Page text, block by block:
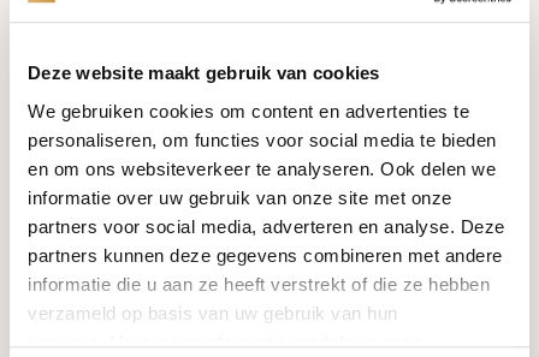
Deze website maakt gebruik van cookies
We gebruiken cookies om content en advertenties te
personaliseren, om functies voor social media te bieden
en om ons websiteverkeer te analyseren. Ook delen we
informatie over uw gebruik van onze site met onze
partners voor social media, adverteren en analyse. Deze
partners kunnen deze gegevens combineren met andere
informatie die u aan ze heeft verstrekt of die ze hebben
verzameld op basis van uw gebruik van hun
Categories
Watches
Jewellery
Wedding rings
PRE-OWNED